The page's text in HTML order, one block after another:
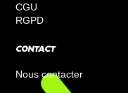
CGU
RGPD
CONTACT
Nous contacter